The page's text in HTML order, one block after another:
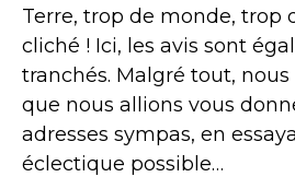
Terre, trop de monde, trop
cliché ! Ici, les avis sont
tranchés. Malgré tout,
que nous allions vous
adresses sympas, en
éclectique possible…